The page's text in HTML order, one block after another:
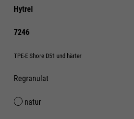
Hytrel
7246
TPE-E Shore D51 und härter
Regranulat
natur